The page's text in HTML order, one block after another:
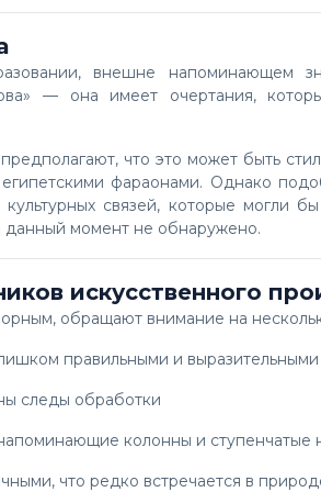
— она имеет очертания,
фараонами. Однако
связей, которые могли
данный момент не обнаружено.
искусственного
обращают внимание на
правильными и выразительными
следы обработки
напоминающие колонны и ступенчатые
что редко встречается в